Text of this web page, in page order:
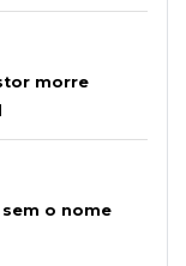
morre
o nome